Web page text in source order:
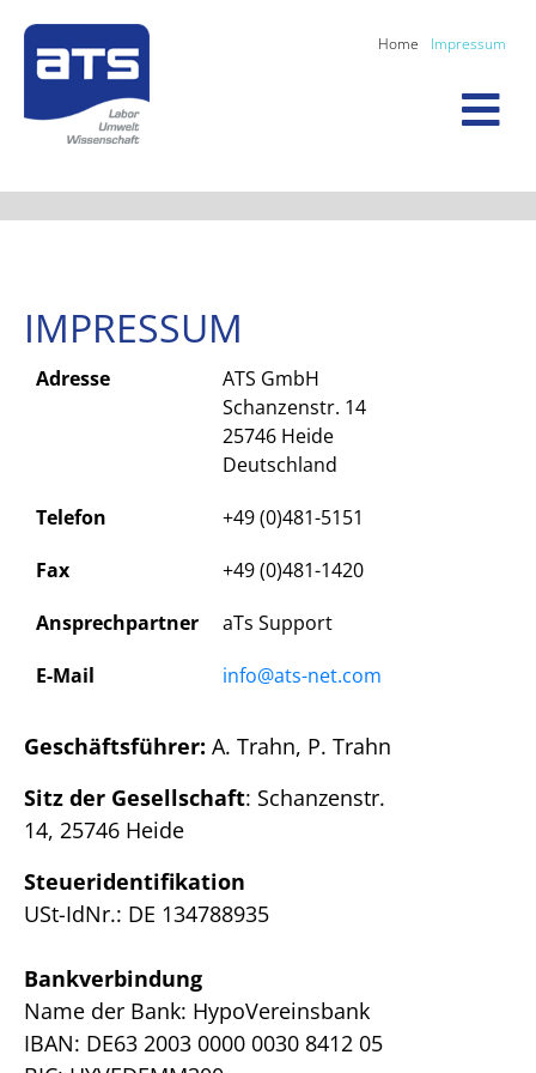
Home Impressum
IMPRESSUM
Adresse
ATS GmbH
Schanzenstr. 14
25746 Heide
Deutschland
Telefon
+49 (0)481-5151
Fax
+49 (0)481-1420
Ansprechpartner
aTs Support
E-Mail
info@ats-net.com
Geschäftsführer: A. Trahn, P. Trahn
Sitz der Gesellschaft: Schanzenstr.
14, 25746 Heide
Steueridentifikation
USt-IdNr.: DE 134788935
Bankverbindung
Name der Bank: HypoVereinsbank
IBAN: DE63 2003 0000 0030 8412 05